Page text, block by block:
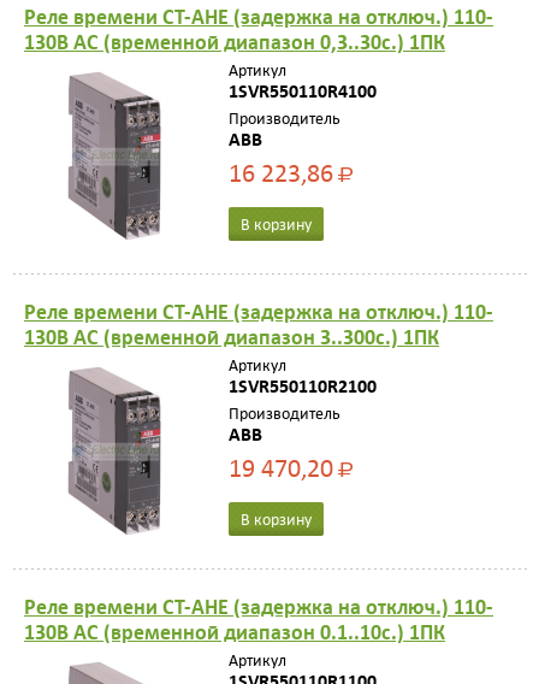
Реле времени CT-AHE (задержка на отключ.) 110-
130B AC (временной диапазон 0,3..30с.) 1ПК
Артикул
1SVR550110R4100
Производитель
ABB
16 223,86Р
В корзину
Реле времени CT-AHE (задержка на отключ.) 110-
130B AC (временной диапазон 3..300с.) 1ПК
Артикул
1SVR550110R2100
Производитель
ABB
19 470,20Р
В корзину
Реле времени CT-AHE (задержка на отключ.) 110-
130B AC (временной диапазон 0.1..10с.) 1ПК
Артикул